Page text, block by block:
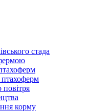
стада
птахоферм
корму